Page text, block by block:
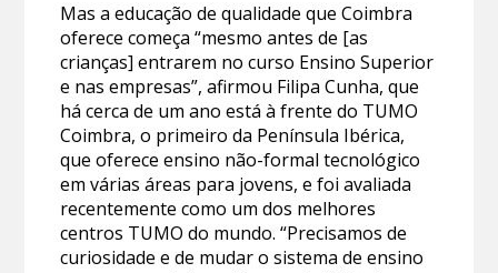
Mas a educação de qualidade que Coimbra
oferece começa “mesmo antes de [as
crianças] entrarem no curso Ensino Superior
e nas empresas”, afirmou Filipa Cunha, que
há cerca de um ano está à frente do TUMO
Coimbra, o primeiro da Península Ibérica,
que oferece ensino não-formal tecnológico
em várias áreas para jovens, e foi avaliada
recentemente como um dos melhores
centros TUMO do mundo. “Precisamos de
curiosidade e de mudar o sistema de ensino